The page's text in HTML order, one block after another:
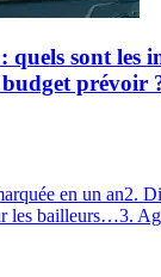
quels sont les
prévoir
en un an2.
les bailleurs…3.